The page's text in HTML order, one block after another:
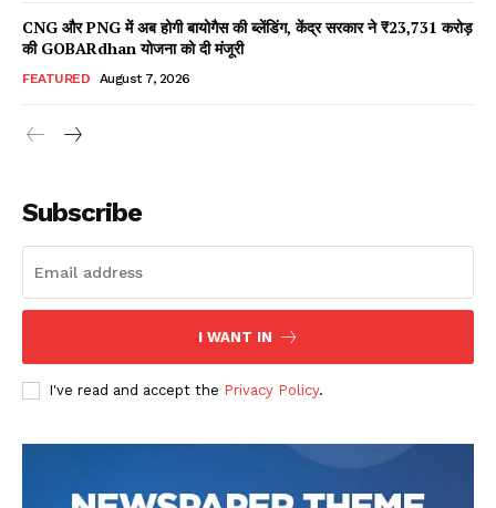
Read Latest News on AIN
DOWNLOAD NOW
CNG और PNG में अब होगी बायोगैस की ब्लेंडिंग, केंद्र सरकार ने ₹23,731 करोड़
की GOBARdhan योजना को दी मंजूरी
FEATURED August 7, 2026
Subscribe
I WANT IN
I've read and accept the Privacy Policy.